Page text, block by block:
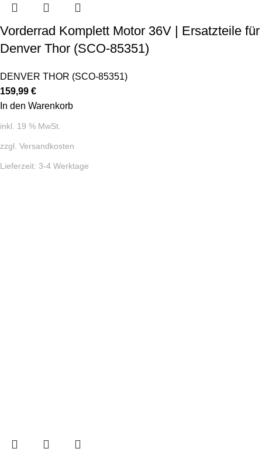
Vorderrad Komplett Motor 36V | Ersatzteile für
Denver Thor (SCO-85351)
DENVER THOR (SCO-85351)
159,99 €
In den Warenkorb
inkl. 19 % MwSt.
zzgl. Versandkosten
Lieferzeit: 3-4 Werktage